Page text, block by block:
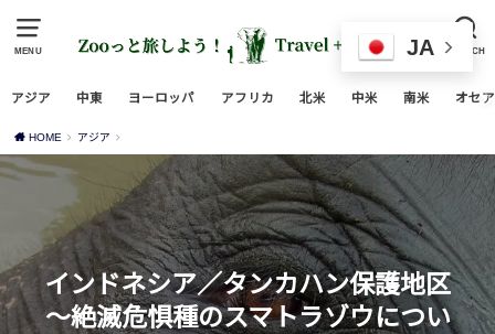
MENU SEARCH
アジア 中東 ヨーロッパ アフリカ 北米 中米 南米 オセ
HOME アジア
インドネシア／タンカハン保護地区
～絶滅危惧種のスマトラゾウについ
JA